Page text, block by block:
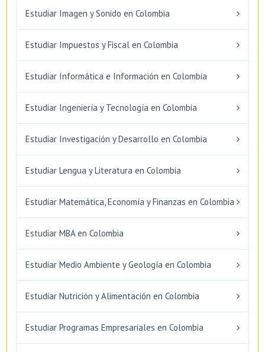
Estudiar Imagen y Sonido en Colombia
Estudiar Impuestos y Fiscal en Colombia
Estudiar Informática e Información en Colombia
Estudiar Ingeniería y Tecnología en Colombia
Estudiar Investigación y Desarrollo en Colombia
Estudiar Lengua y Literatura en Colombia
Estudiar Matemática, Economía y Finanzas en Colombia
Estudiar MBA en Colombia
Estudiar Medio Ambiente y Geología en Colombia
Estudiar Nutrición y Alimentación en Colombia
Estudiar Programas Empresariales en Colombia